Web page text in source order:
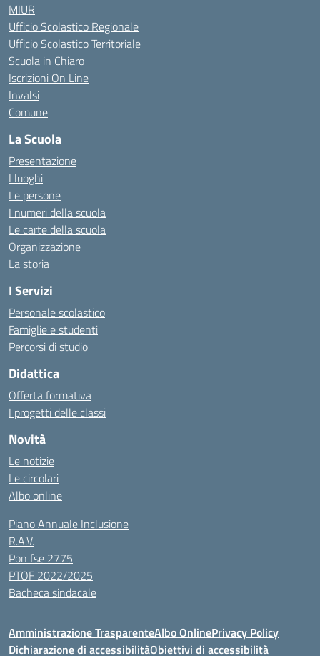
MIUR
Ufficio Scolastico Regionale
Ufficio Scolastico Territoriale
Scuola in Chiaro
Iscrizioni On Line
Invalsi
Comune
La Scuola
Presentazione
I luoghi
Le persone
I numeri della scuola
Le carte della scuola
Organizzazione
La storia
I Servizi
Personale scolastico
Famiglie e studenti
Percorsi di studio
Didattica
Offerta formativa
I progetti delle classi
Novità
Le notizie
Le circolari
Albo online
Piano Annuale Inclusione
R.A.V.
Pon fse 2775
PTOF 2022/2025
Bacheca sindacale
Amministrazione TrasparenteAlbo OnlinePrivacy Policy
Dichiarazione di accessibilitàObiettivi di accessibilità